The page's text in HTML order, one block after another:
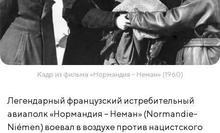
Кадр из фильма «Нормандия – Неман» (1960)
Легендарный французский истребительный
авиаполк «Нормандия – Неман» (Normandie-
Niémen) воевал в воздухе против нацистского